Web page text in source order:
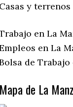
Casas y
en La
en La
de
Mapa de La